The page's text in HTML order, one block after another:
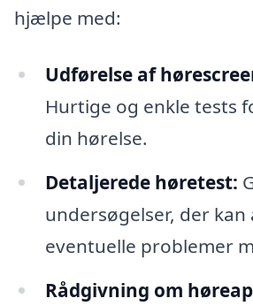
hjælpe med:
Udførelse af
Hurtige og enkle tests
din hørelse.
Detaljerede høretest:
undersøgelser, der kan
eventuelle problemer
Rådgivning om